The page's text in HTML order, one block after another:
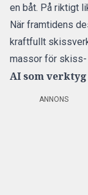
en båt. På riktigt
När framtidens
kraftfullt
massor för
AI som verktyg
ANNONS